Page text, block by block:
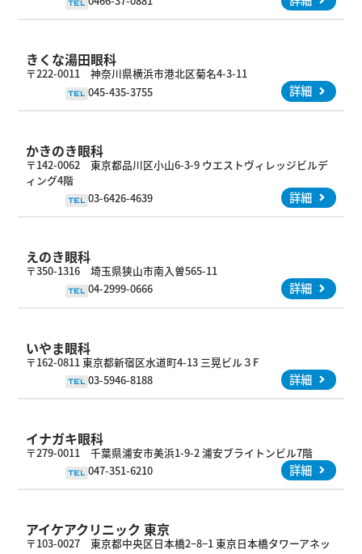
TEL
きくな湯田眼科
〒222-0011 神奈川県横浜市港北区菊名4-3-11
TEL 045-435-3755 詳細
かきのき眼科
〒142-0062 東京都品川区小山6-3-9 ウエストヴィレッジビルデ
ィング4階
TEL 03-6426-4639 詳細
えのき眼科
〒350-1316 埼玉県狭山市南入曽565-11
TEL 04-2999-0666 詳細
いやま眼科
〒162-0811 東京都新宿区水道町4-13 三晃ビル３F
TEL 03-5946-8188 詳細
イナガキ眼科
〒279-0011 千葉県浦安市美浜1-9-2 浦安ブライトンビル7階
TEL 047-351-6210 詳細
アイケアクリニック 東京
〒103-0027 東京都中央区日本橋2−8−1 東京日本橋タワーアネッ